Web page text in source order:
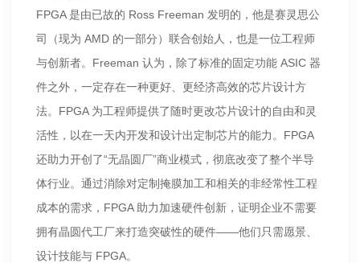
FPGA 是由已故的 Ross Freeman 发明的，他是赛灵思公
司（现为 AMD 的一部分）联合创始人，也是一位工程师
与创新者。Freeman 认为，除了标准的固定功能 ASIC 器
件之外，一定存在一种更好、更经济高效的芯片设计方
法。FPGA 为工程师提供了随时更改芯片设计的自由和灵
活性，以在一天内开发和设计出定制芯片的能力。FPGA
还助力开创了“无晶圆厂”商业模式，彻底改变了整个半导
体行业。通过消除对定制掩膜加工和相关的非经常性工程
成本的需求，FPGA 助力加速硬件创新，证明企业不需要
拥有晶圆代工厂来打造突破性的硬件——他们只需愿景、
设计技能与 FPGA。